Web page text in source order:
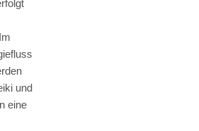
und
eine